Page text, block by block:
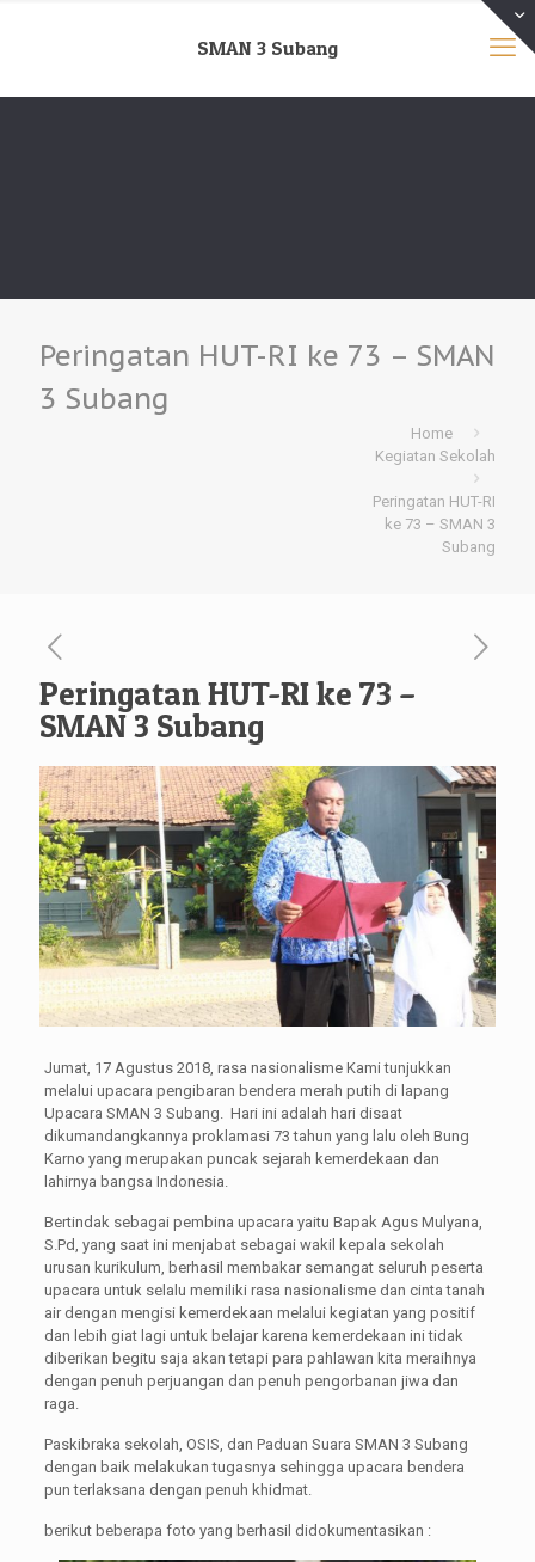
SMAN 3 Subang
Peringatan HUT-RI ke 73 – SMAN
3 Subang
Home
Kegiatan Sekolah
Peringatan HUT-RI
ke 73 – SMAN 3
Subang
Peringatan HUT-RI ke 73 –
SMAN 3 Subang
Jumat, 17 Agustus 2018, rasa nasionalisme Kami tunjukkan
melalui upacara pengibaran bendera merah putih di lapang
Upacara SMAN 3 Subang. Hari ini adalah hari disaat
dikumandangkannya proklamasi 73 tahun yang lalu oleh Bung
Karno yang merupakan puncak sejarah kemerdekaan dan
lahirnya bangsa Indonesia.
Bertindak sebagai pembina upacara yaitu Bapak Agus Mulyana,
S.Pd, yang saat ini menjabat sebagai wakil kepala sekolah
urusan kurikulum, berhasil membakar semangat seluruh peserta
upacara untuk selalu memiliki rasa nasionalisme dan cinta tanah
air dengan mengisi kemerdekaan melalui kegiatan yang positif
dan lebih giat lagi untuk belajar karena kemerdekaan ini tidak
diberikan begitu saja akan tetapi para pahlawan kita meraihnya
dengan penuh perjuangan dan penuh pengorbanan jiwa dan
raga.
Paskibraka sekolah, OSIS, dan Paduan Suara SMAN 3 Subang
dengan baik melakukan tugasnya sehingga upacara bendera
pun terlaksana dengan penuh khidmat.
berikut beberapa foto yang berhasil didokumentasikan :